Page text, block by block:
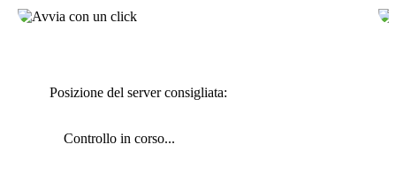
Posizione del server consigliata:
Controllo in corso...